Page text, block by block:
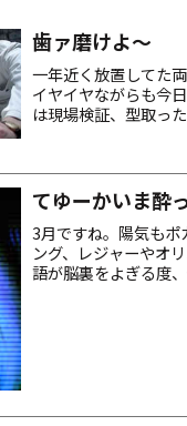
歯ァ磨けよ～
一年近く放置してた
イヤイヤながらも今
は現場検証、型取っ
てゆーかいま酔
3月ですね。陽気もポ
ング、レジャーやオ
語が脳裏をよぎる度